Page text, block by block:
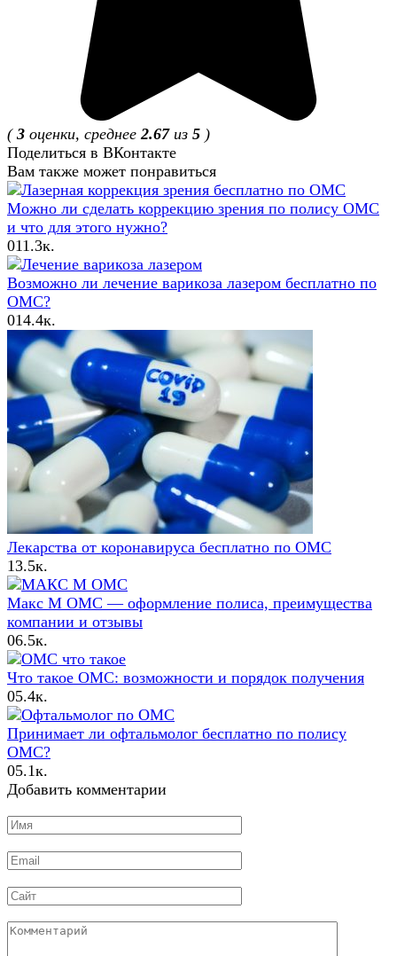
( 3 оценки, среднее 2.67из 5 )
Поделиться в ВКонтакте
Вам также может понравиться
Можно ли сделать коррекцию зрения по полису ОМС
и что для этого нужно?
011.3к.
Возможно ли лечение варикоза лазером бесплатно по
ОМС?
014.4к.
Лекарства от коронавируса бесплатно по ОМС
13.5к.
Макс М ОМС — оформление полиса, преимущества
компании и отзывы
06.5к.
Что такое ОМС: возможности и порядок получения
05.4к.
Принимает ли офтальмолог бесплатно по полису
ОМС?
05.1к.
Добавить комментарии
Имя
Email
Сайт
Комментарий